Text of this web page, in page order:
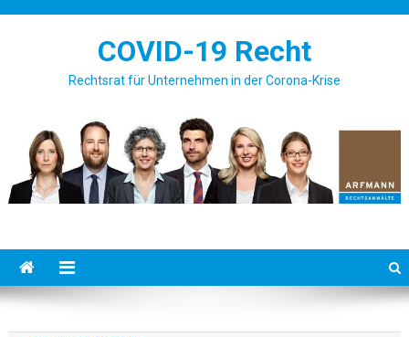
COVID-19 Recht
Rechtsrat für Unternehmen in der Corona-Krise